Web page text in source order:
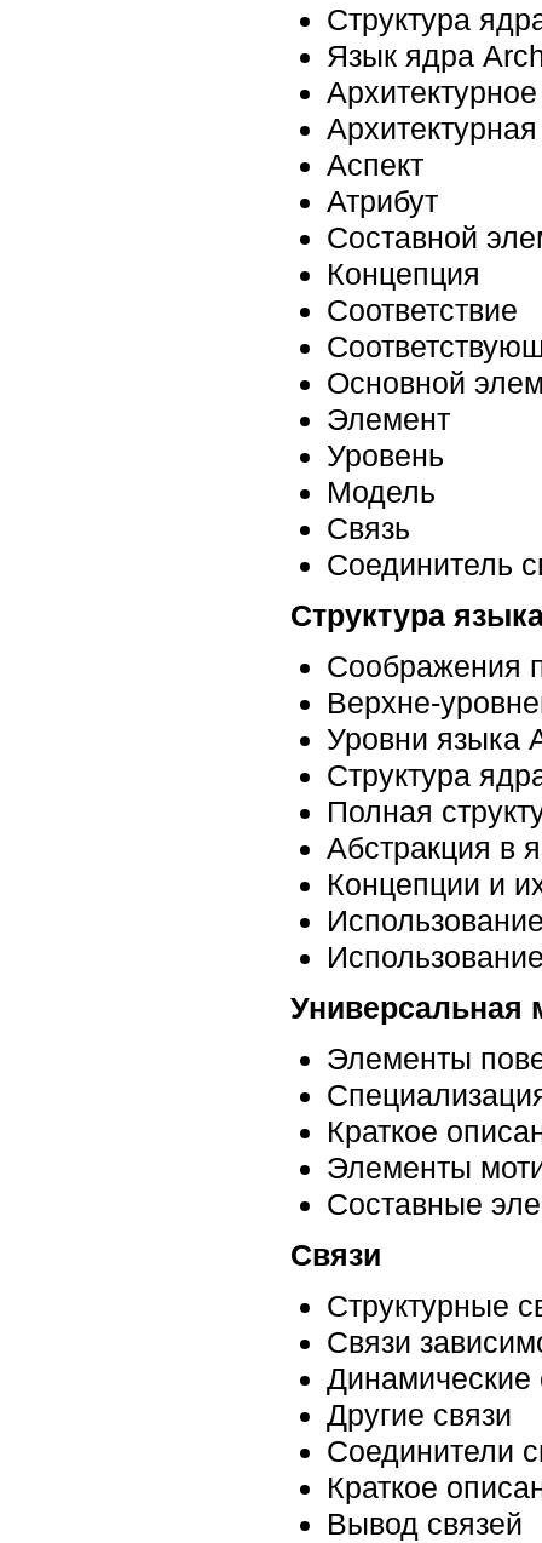
Структура
Язык ядра
Аспект
Атрибут
Составной
Концепция
Соответствие
Основной
Элемент
Уровень
Модель
Связь
Соединитель
Структура
Соображения
Верхне-
Уровни языка
Структура
Полная
Абстракция в
Концепции и
Универсальная
Элементы
Краткое
Элементы
Составные
Связи
Структурные
Связи
Динамические
Другие связи
Соединители
Краткое
Вывод связей